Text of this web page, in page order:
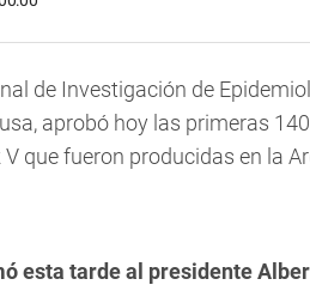
de Investigación de
aprobó hoy las primeras
que fueron producidas en la
esta tarde al presidente